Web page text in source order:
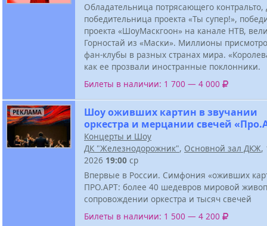
Обладательница потрясающего контральто,
победительница проекта «Ты супер!»,
проекта «ШоуМаскгоон» на канале НТВ,
Горностай из «Маски». Миллионы
фан-клубы в разных странах мира.
как ее прозвали иностранные поклонники.
Билеты в наличии: 1 700 — 4 000
РЕКЛАМА
Шоу оживших картин в звучании
оркестра и мерцании свечей
Концерты и Шоу
ДК "Железнодорожник", Основной зал ДКЖ,
2026 19:00 ср
Впервые в России. Симфония «оживших
ПРО.АРТ: более 40 шедевров мировой
сопровождении оркестра и тысяч свечей
Билеты в наличии: 1 500 — 4 200